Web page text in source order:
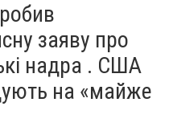
заяву про
надра . США
на «майже